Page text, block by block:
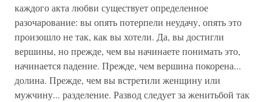
каждого акта любви существует определенное
разочарование: вы опять потерпели неудачу, опять это
произошло не так, как вы хотели. Да, вы достигли
вершины, но прежде, чем вы начинаете понимать это,
начинается падение. Прежде, чем вершина покорена...
долина. Прежде, чем вы встретили женщину или
мужчину... разделение. Развод следует за женитьбой так